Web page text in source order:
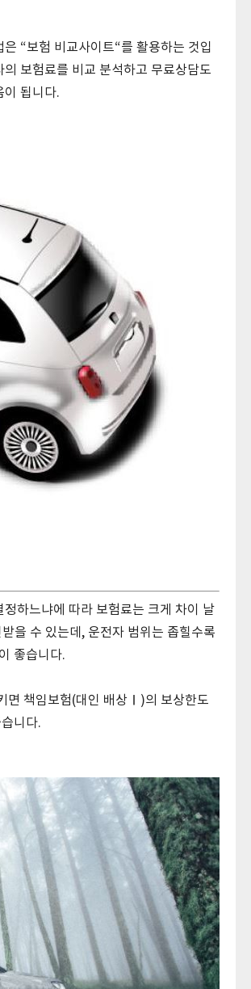
“보험 비교사이트“를 활용하는 것입
보험료를 비교 분석하고 무료상담도
이 됩니다.
하느냐에 따라 보험료는 크게 차이 날
을 수 있는데, 운전자 범위는 좁힐수록
좋습니다.
면 책임보험(대인 배상Ⅰ)의 보상한도
니다.